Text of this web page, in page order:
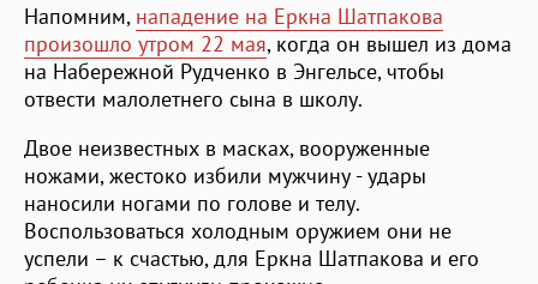
Напомним, нападение на Еркна Шатпакова
произошло утром 22 мая, когда он вышел из дома
на Набережной Рудченко в Энгельсе, чтобы
отвести малолетнего сына в школу.
Двое неизвестных в масках, вооруженные
ножами, жестоко избили мужчину - удары
наносили ногами по голове и телу.
Воспользоваться холодным оружием они не
успели – к счастью, для Еркна Шатпакова и его